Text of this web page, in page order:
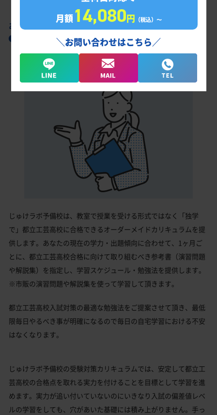
あなただけの学習計画だから成果が出る！
都立工芸高校合格に向けた受験対策カリキュ
ラム
じゅけラボ予備校は、教室で授業を受ける形式ではなく「独学
で」都立工芸高校に合格できるオーダーメイドカリキュラムを提
供します。あなたの現在の学力・出題傾向に合わせて、1ヶ月ご
とに、都立工芸高校合格に向けて取り組むべき参考書（演習問題
や解説集）を指定し、学習スケジュール・勉強法を提供します。
※市販の演習問題や解説集を使って学習して頂きます。
都立工芸高校入試対策の最適な勉強法をご提案させて頂き、最低
限毎日やるべき事が明確になるので毎日の自宅学習における不安
はなくなります。
じゅけラボ予備校の受験対策カリキュラムでは、安定して都立工
芸高校の合格点を取れる実力を付けることを目標として学習を進
めます。実力が追い付いていないのにいきなり入試の偏差値レベ
ルの学習をしても、穴があいた基礎には積み上がりません。手っ
月額14,080円 （税込）〜
＼お問い合わせはこちら／